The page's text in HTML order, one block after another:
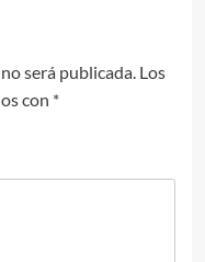
será publicada. Los
con *